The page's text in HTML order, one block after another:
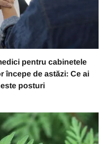
pentru cabinetele
începe de astăzi: Ce ai
posturi